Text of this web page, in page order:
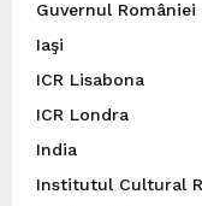
Guvernul României
Iaşi
ICR Lisabona
ICR Londra
India
Institutul Cultural